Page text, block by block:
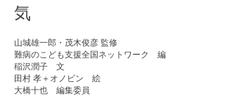
気
山城雄一郎・茂木俊彦 監修
難病のこども支援全国ネットワーク 編
稲沢潤子 文
田村 孝＋オノビン 絵
大橋十也 編集委員